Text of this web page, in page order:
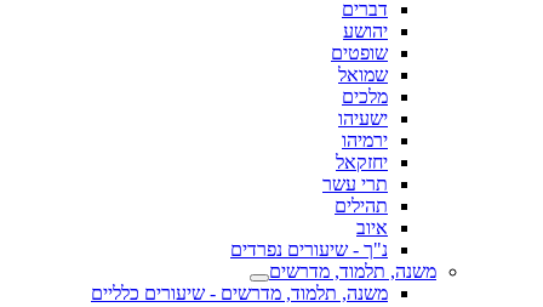
דברים
יהושע
שופטים
שמואל
מלכים
ישעיהו
ירמיהו
יחזקאל
תרי עשר
תהילים
איוב
נ"ך - שיעורים נפרדים
משנה, תלמוד, מדרשים
משנה, תלמוד, מדרשים - שיעורים כלליים